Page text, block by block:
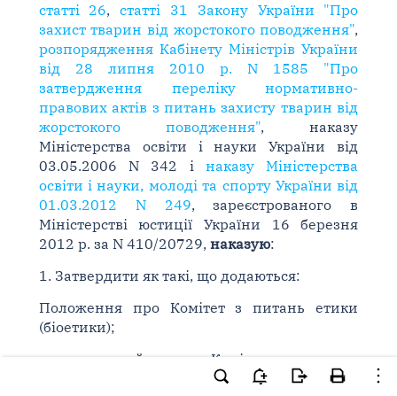
статті 26,статті 31 Закону України "Про
захист тварин від жорстокого поводження",
розпорядження Кабінету Міністрів України
від 28 липня 2010 р. N 1585 "Про
затвердження переліку нормативно-
правових актів з питань захисту тварин від
жорстокого поводження", наказу
Міністерства освіти і науки України від
03.05.2006 N 342 інаказу Міністерства
освіти і науки, молоді та спорту України від
01.03.2012 N 249, зареєстрованого в
Міністерстві юстиції України 16 березня
2012 р. за N 410/20729, наказую:
1. Затвердити як такі, що додаються:
Положення про Комітет з питань етики
(біоетики);
персональний склад Комітету з питань